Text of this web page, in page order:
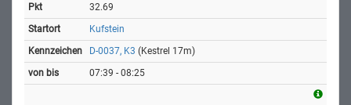
32.69
Kufstein
D-0037, K3 (Kestrel 17m)
07:39 - 08:25